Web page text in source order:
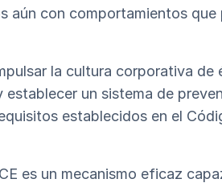
aún con comportamientos
la cultura corporativa
un sistema de
establecidos en el
es un mecanismo eficaz